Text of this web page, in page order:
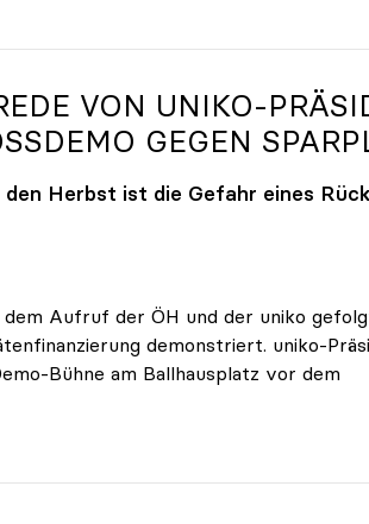
VON UNIKO-
GEGEN
Herbst ist die Gefahr eines
Aufruf der ÖH und der uniko
demonstriert. uniko-
Bühne am Ballhausplatz vor dem